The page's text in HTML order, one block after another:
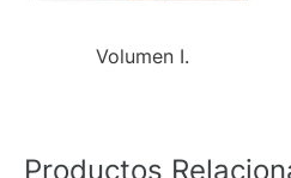
Volumen I.
Productos